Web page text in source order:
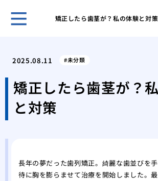
矯正したら歯茎が？私の体験と対策
2025.08.11 未分類
矯正したら歯茎が？
と対策
長年の夢だった歯列矯正。綺麗な歯並びを
待に胸を膨らませて治療を開始しました。